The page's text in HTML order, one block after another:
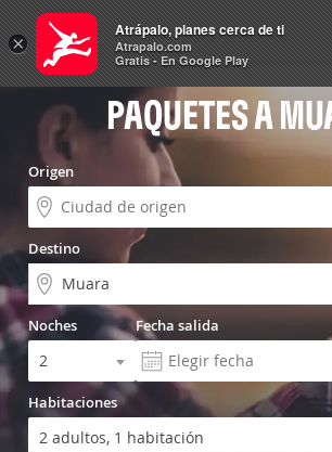
Vuelo+Hotel
PAQUETES A
Origen
Destino
Noches Fecha salida
Habitaciones
×
Atrápalo, planes cerca de ti
Atrapalo.com
Gratis - En Google Play